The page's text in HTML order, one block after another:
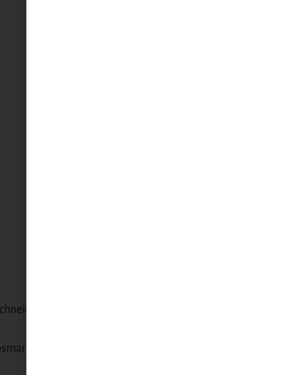
(ggf. leicht anfrieren, um das Schneiden
Salz und Pfeffer marinieren. Im